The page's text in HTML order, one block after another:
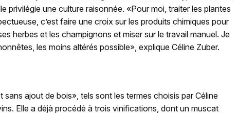
privilégie une culture raisonnée. «Pour moi, traiter les plantes
c’est faire une croix sur les produits chimiques pour
herbes et les champignons et miser sur le travail manuel. Je
les moins altérés possible», explique Céline Zuber.
sans ajout de bois», tels sont les termes choisis par Céline
Elle a déjà procédé à trois vinifications, dont un muscat